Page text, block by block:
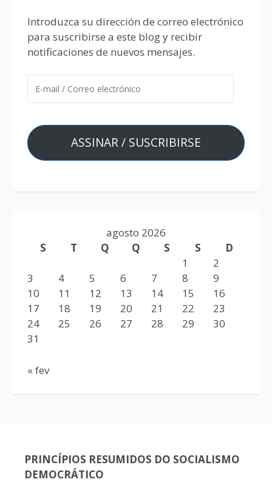
Introduzca su dirección de correo electrónico
para suscribirse a este blog y recibir
notificaciones de nuevos mensajes.
ASSINAR / SUSCRIBIRSE
agosto 2026
S
T Q Q S S
D
1
2
3
4 5 6 7 8
9
10
11 12 13 14 15
16
17
18 19 20 21 22
23
24
25 26 27 28 29
30
31
« fev
PRINCÍPIOS RESUMIDOS DO SOCIALISMO
DEMOCRÁTICO